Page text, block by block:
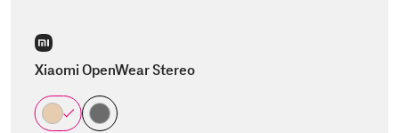
Xiaomi OpenWear Stereo